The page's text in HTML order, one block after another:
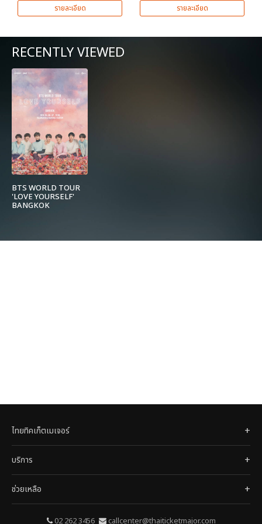
รายละเอียด รายละเอียด
RECENTLY VIEWED
BTS WORLD TOUR
'LOVE YOURSELF'
BANGKOK
ไทยทิคเก็ตเมเจอร์
บริการ
ช่วยเหลือ
02 262 3456 callcenter@thaiticketmajor.com